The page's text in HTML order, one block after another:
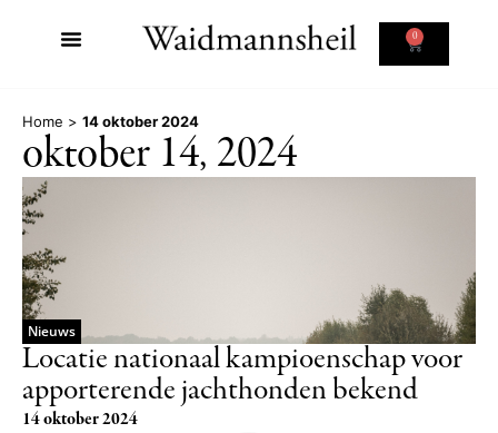
0
Home > 14 oktober 2024
oktober 14, 2024
Nieuws
Locatie nationaal kampioenschap voor
apporterende jachthonden bekend
14 oktober 2024